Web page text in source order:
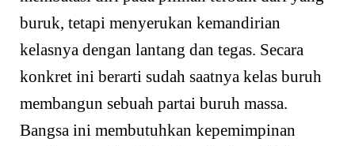
buruk, tetapi menyerukan kemandirian
kelasnya dengan lantang dan tegas. Secara
konkret ini berarti sudah saatnya kelas buruh
membangun sebuah partai buruh massa.
Bangsa ini membutuhkan kepemimpinan